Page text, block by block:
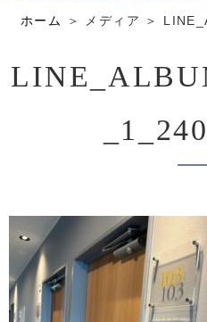
ホーム ＞ メディア ＞